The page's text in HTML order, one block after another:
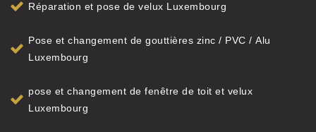
Réparation et pose de velux Luxembourg
Pose et changement de gouttières zinc / PVC / Alu
Luxembourg
pose et changement de fenêtre de toit et velux
Luxembourg